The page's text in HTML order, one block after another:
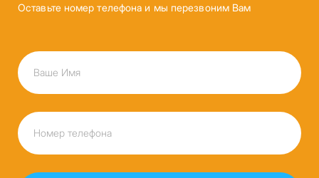
Оставьте номер телефона и мы перезвоним Вам